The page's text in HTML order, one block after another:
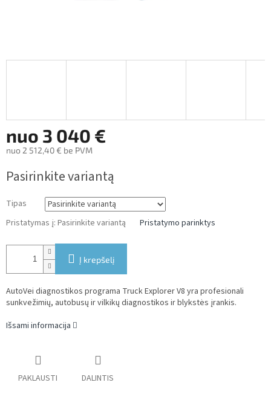
nuo 3 040 €
nuo 2 512,40 € be PVM
price:
Pasirinkite variantą
Tipas
Pristatymas į: Pasirinkite variantą Pristatymo parinktys
Į krepšelį
AutoVei diagnostikos programa Truck Explorer V8 yra profesionali
sunkvežimių, autobusų ir vilkikų diagnostikos ir blykstės įrankis.
Išsami informacija
PAKLAUSTI DALINTIS